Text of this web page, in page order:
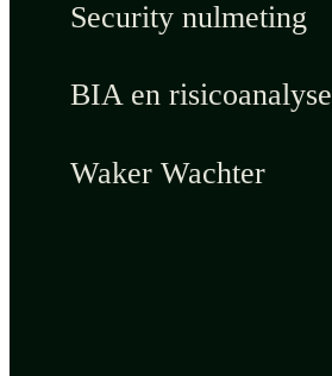
Security nulmeting
BIA en risicoanalyse
Waker Wachter